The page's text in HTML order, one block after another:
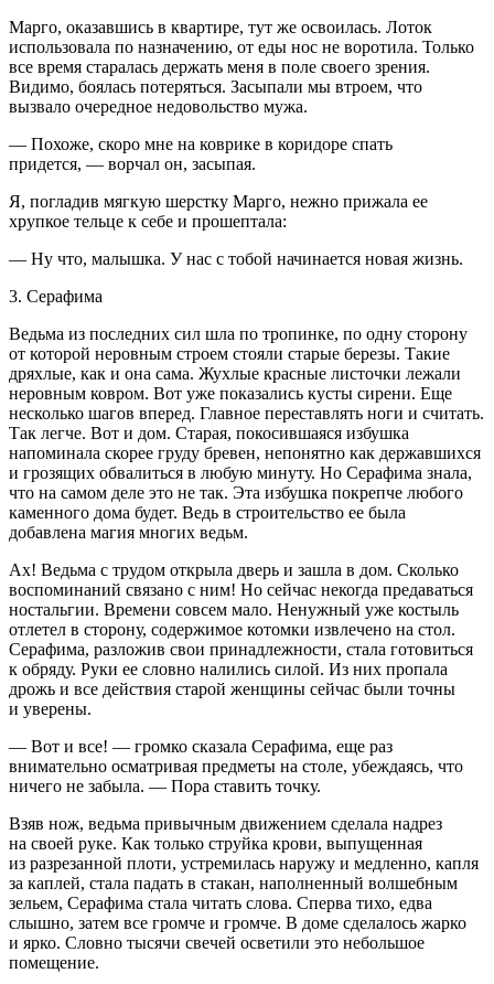
Марго, оказавшись в квартире, тут же освоилась. Лоток
использовала по назначению, от еды нос не воротила. Только
все время старалась держать меня в поле своего зрения.
Видимо, боялась потеряться. Засыпали мы втроем, что
вызвало очередное недовольство мужа.
— Похоже, скоро мне на коврике в коридоре спать
придется, — ворчал он, засыпая.
Я, погладив мягкую шерстку Марго, нежно прижала ее
хрупкое тельце к себе и прошептала:
— Ну что, малышка. У нас с тобой начинается новая жизнь.
3. Серафима
Ведьма из последних сил шла по тропинке, по одну сторону
от которой неровным строем стояли старые березы. Такие
дряхлые, как и она сама. Жухлые красные листочки лежали
неровным ковром. Вот уже показались кусты сирени. Еще
несколько шагов вперед. Главное переставлять ноги и считать.
Так легче. Вот и дом. Старая, покосившаяся избушка
напоминала скорее груду бревен, непонятно как державшихся
и грозящих обвалиться в любую минуту. Но Серафима знала,
что на самом деле это не так. Эта избушка покрепче любого
каменного дома будет. Ведь в строительство ее была
добавлена магия многих ведьм.
Ах! Ведьма с трудом открыла дверь и зашла в дом. Сколько
воспоминаний связано с ним! Но сейчас некогда предаваться
ностальгии. Времени совсем мало. Ненужный уже костыль
отлетел в сторону, содержимое котомки извлечено на стол.
Серафима, разложив свои принадлежности, стала готовиться
к обряду. Руки ее словно налились силой. Из них пропала
дрожь и все действия старой женщины сейчас были точны
и уверены.
— Вот и все! — громко сказала Серафима, еще раз
внимательно осматривая предметы на столе, убеждаясь, что
ничего не забыла. — Пора ставить точку.
Взяв нож, ведьма привычным движением сделала надрез
на своей руке. Как только струйка крови, выпущенная
из разрезанной плоти, устремилась наружу и медленно, капля
за каплей, стала падать в стакан, наполненный волшебным
зельем, Серафима стала читать слова. Сперва тихо, едва
слышно, затем все громче и громче. В доме сделалось жарко
и ярко. Словно тысячи свечей осветили это небольшое
помещение.